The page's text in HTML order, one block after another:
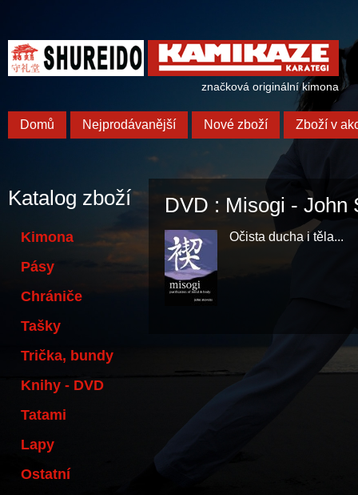
značková originální kimona
Domů Nejprodávanější Nové zboží Zboží v
Katalog zboží
Kimona
Pásy
Chrániče
Tašky
Trička, bundy
Knihy - DVD
Tatami
Lapy
Ostatní
DVD : Misogi - John
Očista ducha i těla...